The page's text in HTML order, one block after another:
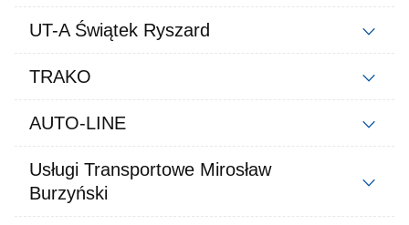
UT-A Świątek Ryszard
TRAKO
AUTO-LINE
Usługi Transportowe Mirosław
Burzyński